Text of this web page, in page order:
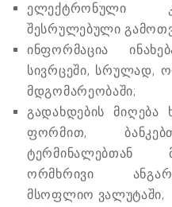
ელექტრონული
შესრულებული
ინფორმაცია
სივრცეში, სრულად,
მდგომარეობაში;
გადახდების
ფორმით,
ტერმინალებთან
ორმხრივი
მსოფლიო ვალუტაში;